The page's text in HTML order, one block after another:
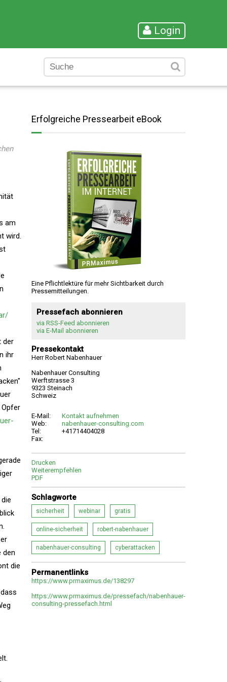
Login
am
wird.
der
ihr
Opfer
den
die
Erfolgreiche Pressearbeit eBook
Eine Pflichtlektüre für mehr Sichtbarkeit durch
Pressemitteilungen.
Pressefach abonnieren
via RSS-Feed abonnieren
via E-Mail abonnieren
Pressekontakt
Herr Robert Nabenhauer
Nabenhauer Consulting
Werftstrasse 3
9323 Steinach
Schweiz
E-Mail:
Kontakt aufnehmen
Web:
nabenhauer-consulting.com
Tel:
+41714404028
Fax:
Drucken
Weiterempfehlen
PDF
Schlagworte
sicherheit webinar gratis
online-sicherheit robert-nabenhauer
nabenhauer-consulting cyberattacken
Permanentlinks
https://www.prmaximus.de/138297
https://www.prmaximus.de/pressefach/nabenhauer-
consulting-pressefach.html